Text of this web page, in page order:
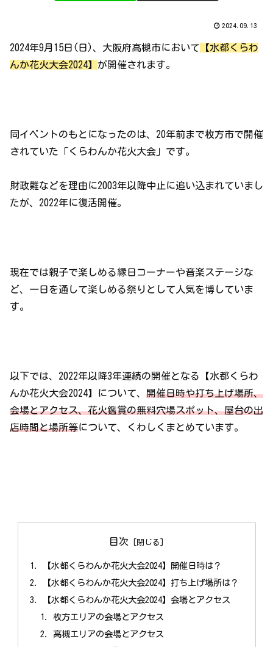
2024.09.13
2024年9月15日(日)、大阪府高槻市において 【水都くらわ
んか花火大会2024】 が開催されます。
同イベントのもとになったのは、20年前まで枚方市で開催
されていた「くらわんか花火大会」です。
財政難などを理由に2003年以降中止に追い込まれていまし
たが、2022年に復活開催。
現在では親子で楽しめる縁日コーナーや音楽ステージな
ど、一日を通して楽しめる祭りとして人気を博していま
す。
以下では、2022年以降3年連続の開催となる【水都くらわ
んか花火大会2024】について、 開催日時や打ち上げ場所、
会場とアクセス、花火鑑賞の無料穴場スポット、屋台の出
店時間と場所等について、くわしくまとめています。
目次
【水都くらわんか花火大会2024】開催日時は？
【水都くらわんか花火大会2024】打ち上げ場所は？
【水都くらわんか花火大会2024】会場とアクセス
枚方エリアの会場とアクセス
高槻エリアの会場とアクセス